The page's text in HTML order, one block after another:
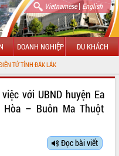
Vietnamese| English
DOANH NGHIỆP DU KHÁCH
ĐẮK LẮK
với UBND huyện Ea
– Buôn Ma Thuột
Đọc bài viết